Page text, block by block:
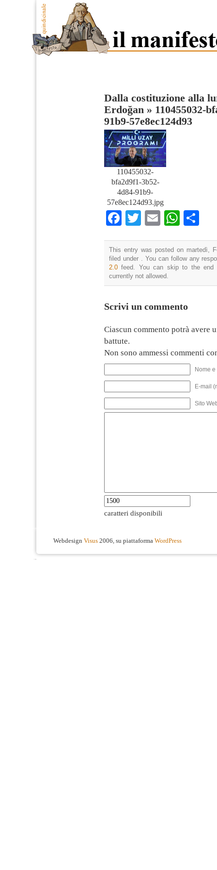
Dalla costituzione alla
Erdoğan » 110455032-
91b9-57e8ec124d93
110455032-
bfa2d9f1-3b52-
4d84-91b9-
57e8ec124d93.jpg
Facebook
TwitterEmail
This entry was posted on martedì,
filed under . You can follow any
2.0 feed. You can skip to the end
currently not allowed.
Scrivi un commento
Ciascun commento potrà avere
battute.
Non sono ammessi commenti
Nome
E-mail
Sito
caratteri disponibili
Webdesign Visus 2006, su piattaforma WordPress